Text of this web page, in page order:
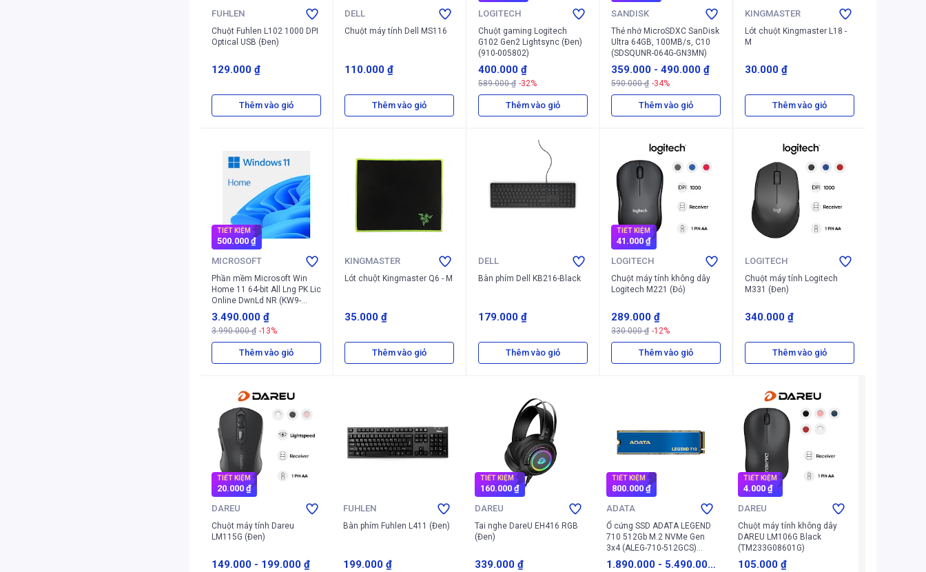
FUHLEN
Chuột Fuhlen L102 1000 DPI
Optical USB (Đen)
129.000 ₫
Thêm vào giỏ
DELL
Chuột máy tính Dell MS116
110.000 ₫
Thêm vào giỏ
LOGITECH
Chuột gaming Logitech
G102 Gen2 Lightsync (Đen)
(910-005802)
400.000 ₫
589.000 ₫ -32%
Thêm vào giỏ
SANDISK
Thẻ nhớ MicroSDXC SanDisk
Ultra 64GB, 100MB/s, C10
(SDSQUNR-064G-GN3MN)
359.000 -490.000 ₫
590.000 ₫ -34%
Thêm vào giỏ
KINGMASTER
Lót chuột Kingmaster L18 -
M
30.000 ₫
Thêm vào giỏ
TIẾT KIỆM
500.000 ₫
MICROSOFT
Phần mềm Microsoft Win
Home 11 64-bit All Lng PK Lic
Online DwnLd NR (KW9-
00664)
3.490.000 ₫
3.990.000 ₫ -13%
Thêm vào giỏ
KINGMASTER
Lót chuột Kingmaster Q6 - M
35.000 ₫
Thêm vào giỏ
DELL
Bàn phím Dell KB216-Black
179.000 ₫
Thêm vào giỏ
TIẾT KIỆM
41.000 ₫
LOGITECH
Chuột máy tính không dây
Logitech M221 (Đỏ)
289.000 ₫
330.000 ₫ -12%
Thêm vào giỏ
LOGITECH
Chuột máy tính Logitech
M331 (Đen)
340.000 ₫
Thêm vào giỏ
TIẾT KIỆM
20.000 ₫
DAREU
Chuột máy tính Dareu
LM115G (Đen)
149.000- 199.000 ₫
FUHLEN
Bàn phím Fuhlen L411 (Đen)
199.000 ₫
TIẾT KIỆM
160.000 ₫
DAREU
Tai nghe DareU EH416 RGB
(Đen)
339.000 ₫
TIẾT KIỆM
800.000 ₫
ADATA
Ổ cứng SSD ADATA LEGEND
710 512Gb M.2 NVMe Gen
3x4 (ALEG-710-512GCS)
(Xanh)
1.890.000- 5.490.00
TIẾT KIỆM
4.000 ₫
DAREU
Chuột máy tính không dây
DAREU LM106G Black
(TM233G08601G)
105.000 ₫